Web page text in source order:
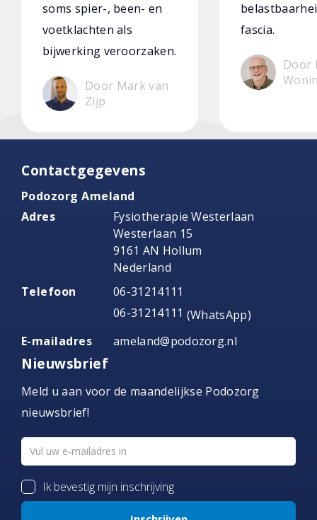
soms spier-, been- en
voetklachten als
bijwerking veroorzaken.
Door Mark van
Zijp
fascia.
Door
Contactgegevens
Podozorg Ameland
Adres
Fysiotherapie Westerlaan
Westerlaan 15
9161 AN Hollum
Nederland
Telefoon
06-31214111
06-31214111 (WhatsApp)
E-mailadres
ameland@podozorg.nl
Nieuwsbrief
Meld u aan voor de maandelijkse Podozorg
nieuwsbrief!